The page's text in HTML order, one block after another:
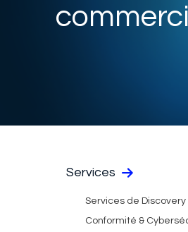
Services
Services de Discovery
Conformité &